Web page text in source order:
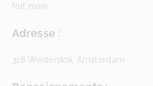
fait main.
Adresse :
318 Westerdok, Amsterdam